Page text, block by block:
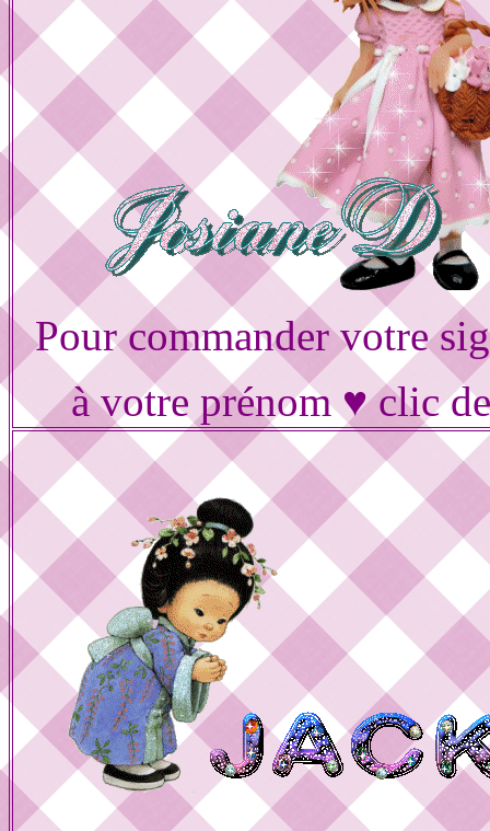
Pour commander votre
à votre prénom ♥ clic